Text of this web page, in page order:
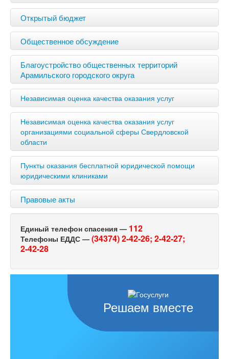
Открытый бюджет
Общественное обсуждение
Благоустройство общественных территорий
Арамильского городского округа
Независимая оценка качества оказания услуг
Независимая оценка качества оказания услуг
организациями социальной сферы Свердловской
области
Пункты оказания бесплатной юридической помощи
юридическими клиниками
Правовые акты
Единый телефон спасения — 112
Телефоны ЕДДС — (34374) 2-42-26; 2-42-27;
2-42-28
Решаем вместе